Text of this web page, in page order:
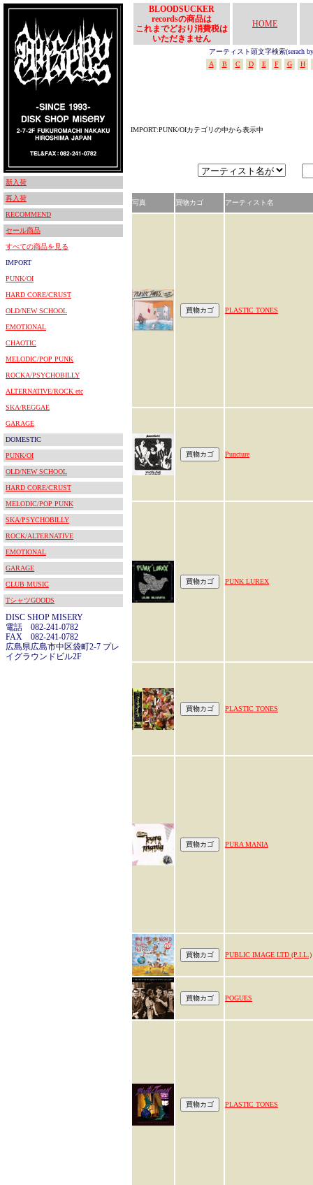
新入荷
再入荷
RECOMMEND
セール商品
すべての商品を見る
IMPORT
PUNK/OI
HARD CORE/CRUST
OLD/NEW SCHOOL
EMOTIONAL
CHAOTIC
MELODIC/POP PUNK
ROCKA/PSYCHOBILLY
ALTERNATIVE/ROCK etc
SKA/REGGAE
GARAGE
DOMESTIC
PUNK/OI
OLD/NEW SCHOOL
HARD CORE/CRUST
MELODIC/POP PUNK
SKA/PSYCHOBILLY
ROCK/ALTERNATIVE
EMOTIONAL
GARAGE
CLUB MUSIC
TシャツGOODS
DISC SHOP MISERY
電話 082-241-0782
FAX 082-241-0782
広島県広島市中区袋町2-7 プレ
イグラウンドビル2F
BLOODSUCKER
recordsの商品は
これまでどおり消費税は
いただきません
HOME
アーティスト頭文字検索(serach
A
B C D E F G H
IMPORT:PUNK/OIカテゴリの中から表示中
写真 買物カゴ アーティスト名
PLASTIC TONES
Puncture
PUNK LUREX
PLASTIC TONES
PURA MANIA
PUBLIC IMAGE LTD (P.I.L.)
POGUES
PLASTIC TONES